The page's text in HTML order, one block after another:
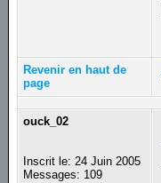
Revenir en haut de
page
ouck_02
Inscrit le: 24 Juin 2005
Messages: 109